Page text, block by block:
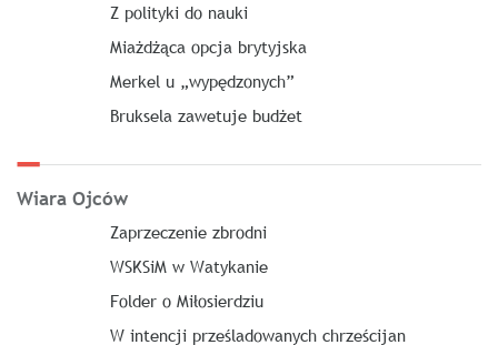
Z polityki do nauki
Miażdżąca opcja brytyjska
Merkel u „wypędzonych”
Bruksela zawetuje budżet
Wiara Ojców
Zaprzeczenie zbrodni
WSKSiM w Watykanie
Folder o Miłosierdziu
W intencji prześladowanych chrześcijan